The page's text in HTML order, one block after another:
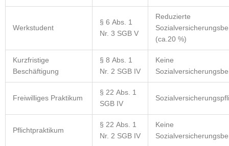
Werkstudent
§ 6 Abs. 1
Nr. 3 SGB V
Reduzierte
(ca.20 %)
Kurzfristige
Beschäftigung
§ 8 Abs. 1
Nr. 2 SGB IV
Keine
Freiwilliges Praktikum
§ 22 Abs. 1
SGB IV
Pflichtpraktikum
§ 22 Abs. 1
Nr. 2 SGB IV
Keine